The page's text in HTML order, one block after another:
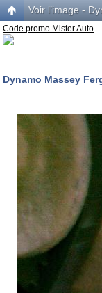
Voir l’image -
Code promo Mister Auto
Dynamo Massey